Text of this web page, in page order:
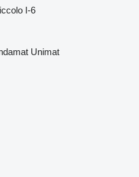
I-6
Unimat